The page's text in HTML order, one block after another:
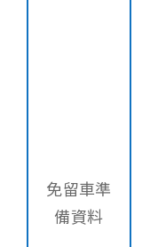
免留車準
備資料